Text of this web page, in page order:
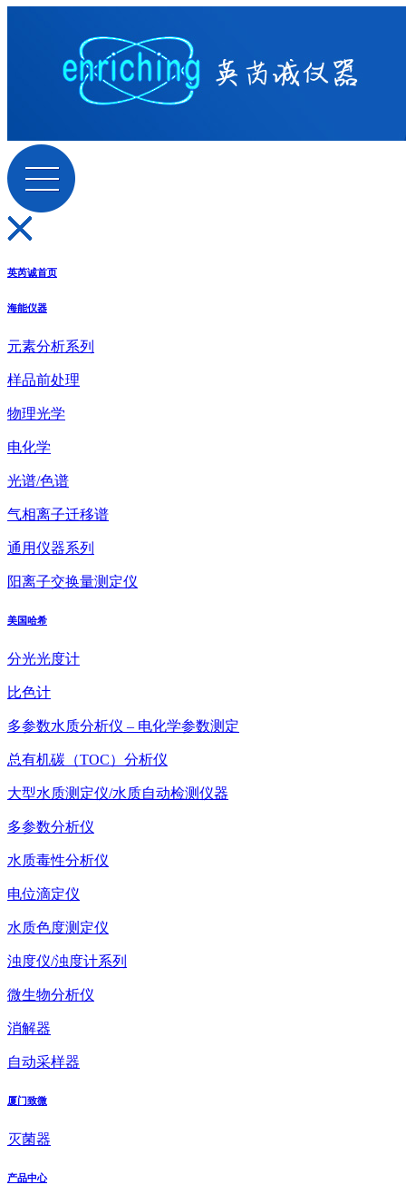
英芮诚首页
海能仪器
元素分析系列
样品前处理
物理光学
电化学
光谱/色谱
气相离子迁移谱
通用仪器系列
阳离子交换量测定仪
美国哈希
分光光度计
比色计
多参数水质分析仪 – 电化学参数测定
总有机碳（TOC）分析仪
大型水质测定仪/水质自动检测仪器
多参数分析仪
水质毒性分析仪
电位滴定仪
水质色度测定仪
浊度仪/浊度计系列
微生物分析仪
消解器
自动采样器
厦门致微
灭菌器
产品中心